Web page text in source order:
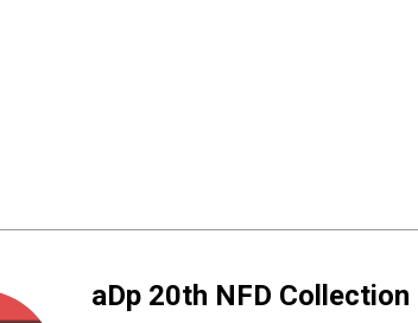
aDp 20th NFD Collection